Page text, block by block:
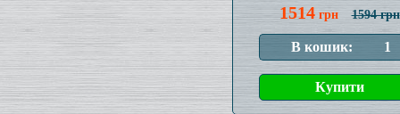
1514грн 1594 грн